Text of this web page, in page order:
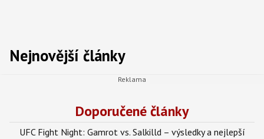
Nejnovější články
Doporučené články
UFC Fight Night: Gamrot vs. Salkilld – výsledky a nejlepší